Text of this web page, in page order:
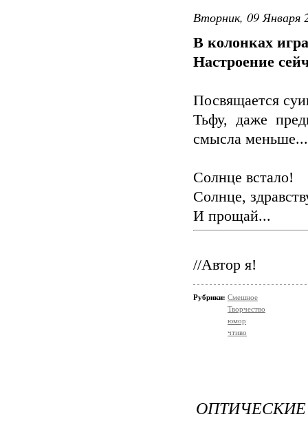
Вторник, 09 Января
В колонках
Настроение
Посвящается
Тьфу, даже
смысла меньше...
Солнце встало!
Солнце,
И прощай...
//Автор я!
Рубрики: Смешное
Творчество
юмор
чтиво